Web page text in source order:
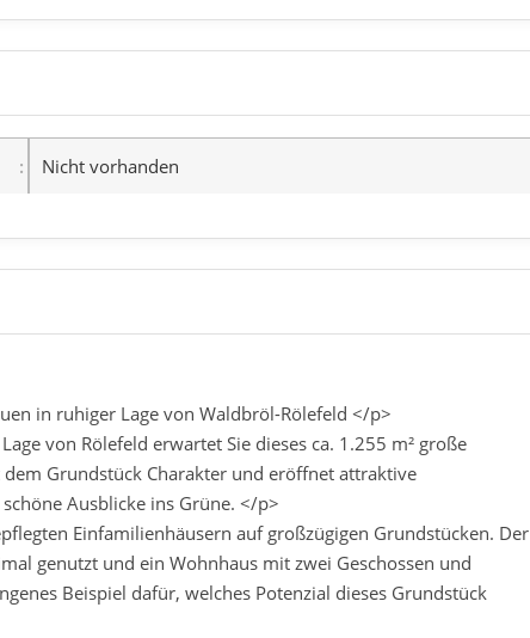
Nicht vorhanden
in ruhiger Lage von Waldbröl-Rölefeld </p>
von Rölefeld erwartet Sie dieses ca. 1.255 m² große
Grundstück Charakter und eröffnet attraktive
Ausblicke ins Grüne. </p>
Einfamilienhäusern auf großzügigen Grundstücken. Der
genutzt und ein Wohnhaus mit zwei Geschossen und
Beispiel dafür, welches Potenzial dieses Grundstück